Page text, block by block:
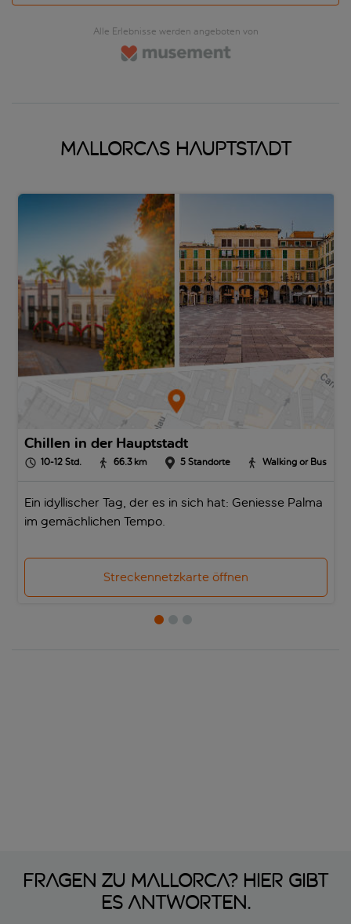
gefangen werden und als kulinarische Delikatesse gelten.Im
entspannt zur malerischen Bucht von Sa Calobra bringt.
Eingebettet zwischen steilen Klippen zeigt sich hier Mallorcas
unberührte Natur in ihrer vollen Pracht. Den Abschluss der
Alle Erlebnisse werden angeboten von
Mallorcas Hauptstadt
Chillen in der Hauptstadt
10-12 Std. 66.3 km 5 Standorte Walking or Bus
Ein idyllischer Tag, der es in sich hat: Geniesse Palma
im gemächlichen Tempo.
Streckennetzkarte öffnen
Fragen zu Mallorca? Hier gibt
es Antworten.